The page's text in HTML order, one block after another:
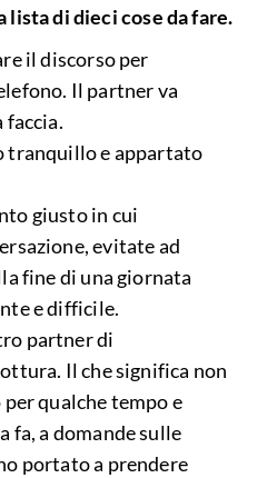
lista di dieci cose da fare.
il discorso per
Il partner va
faccia.
tranquillo e appartato
giusto in cui
evitate ad
fine di una giornata
e difficile.
partner di
Il che significa non
qualche tempo e
fa, a domande sulle
portato a prendere